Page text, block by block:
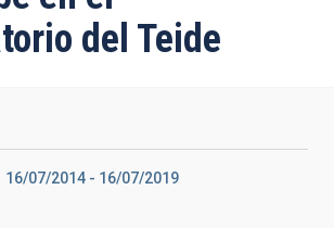
del Teide
16/07/2014 - 16/07/2019